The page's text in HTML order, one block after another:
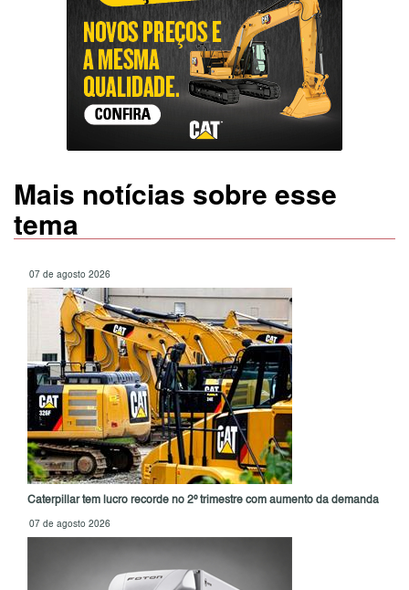
Mais notícias sobre esse
tema
07 de agosto 2026
Caterpillar tem lucro recorde no 2º trimestre com aumento da demanda
07 de agosto 2026